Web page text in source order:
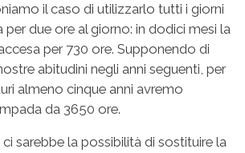
il caso di utilizzarlo tutti i giorni
per due ore al giorno: in dodici mesi la
per 730 ore. Supponendo di
abitudini negli anni seguenti, per
almeno cinque anni avremo
da 3650 ore.
sarebbe la possibilità di sostituire la